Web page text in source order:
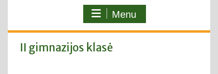
Menu
II gimnazijos klasė